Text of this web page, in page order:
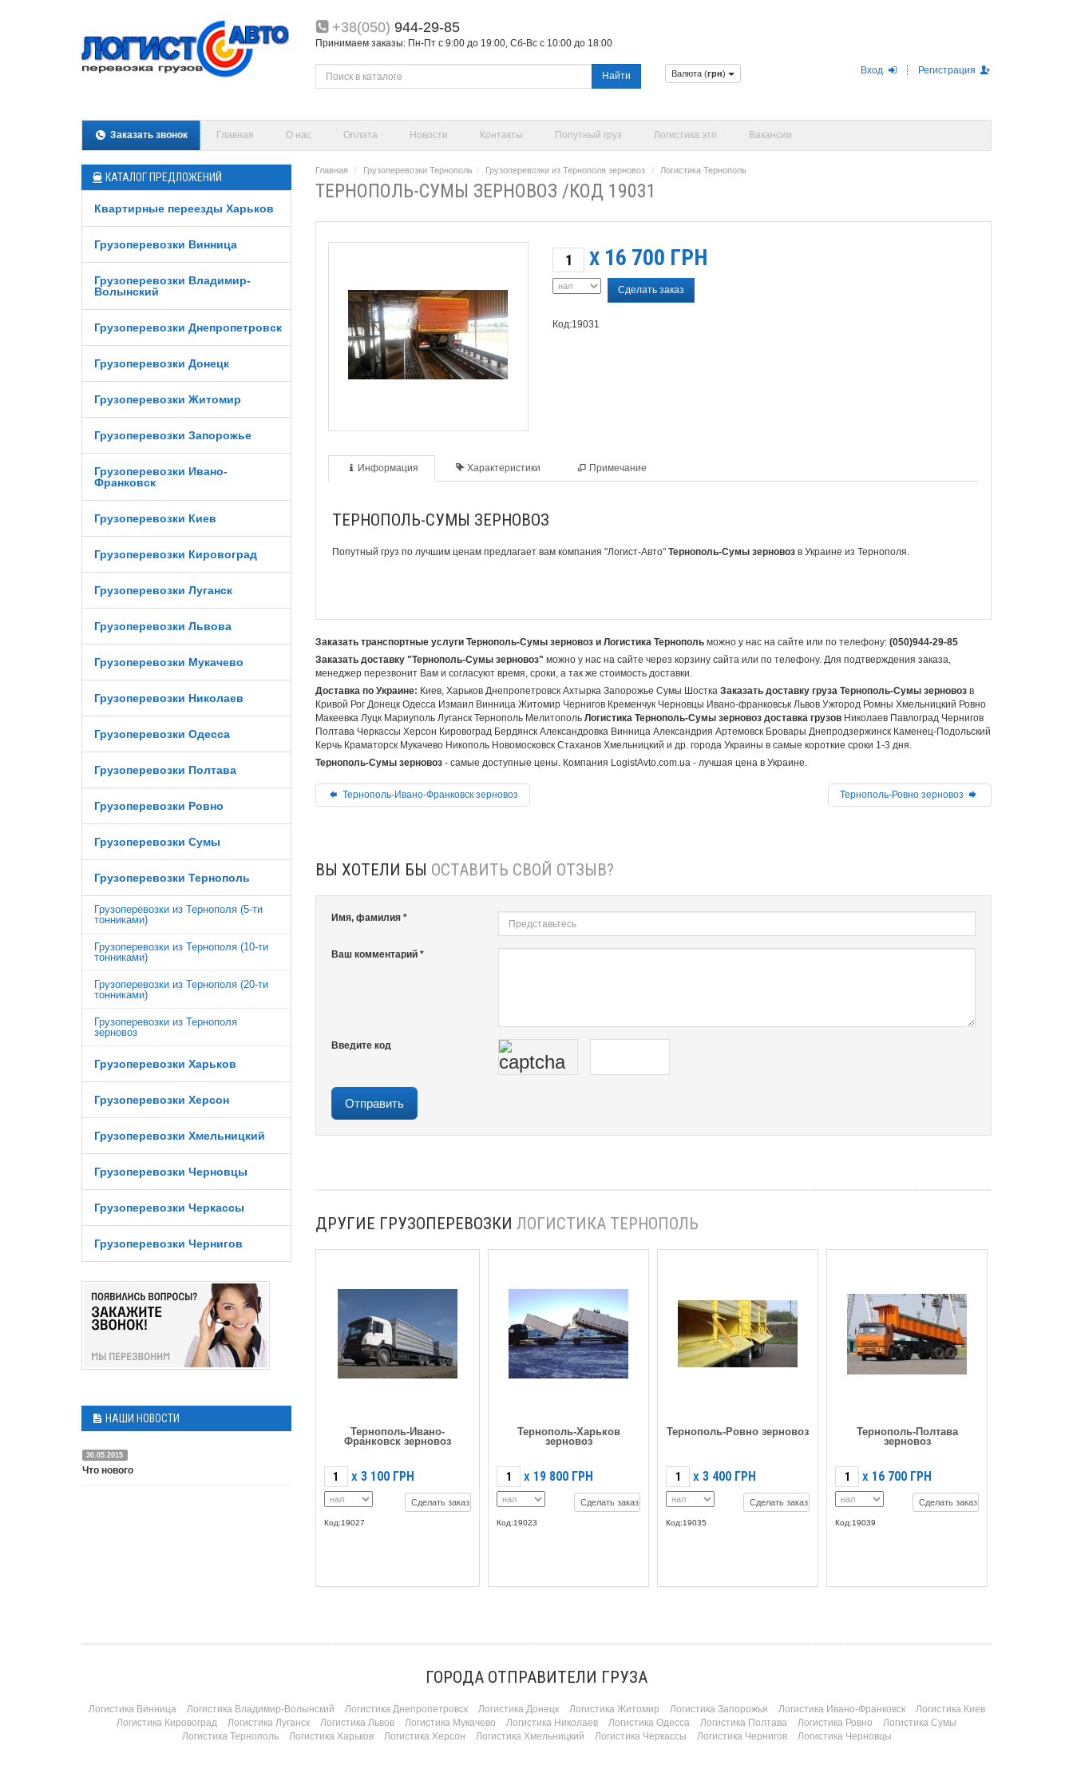
+38(050) 944-29-85
Принимаем заказы: Пн-Пт с 9:00 до 19:00, Сб-Вс с 10:00 до 18:00
Найти Вход Регистрация
Валюта (грн)
Заказать звонок Главная О нас Оплата Новости Контакты Попутный груз Логистика это Вакансии
КАТАЛОГ ПРЕДЛОЖЕНИЙ
Квартирные переезды Харьков
Грузоперевозки Винница
Грузоперевозки Владимир-
Волынский
Грузоперевозки Днепропетровск
Грузоперевозки Донецк
Грузоперевозки Житомир
Грузоперевозки Запорожье
Грузоперевозки Ивано-
Франковск
Грузоперевозки Киев
Грузоперевозки Кировоград
Грузоперевозки Луганск
Грузоперевозки Львова
Грузоперевозки Мукачево
Грузоперевозки Николаев
Грузоперевозки Одесса
Грузоперевозки Полтава
Грузоперевозки Ровно
Грузоперевозки Сумы
Грузоперевозки Тернополь
Грузоперевозки из Тернополя (5-ти
тонниками)
Грузоперевозки из Тернополя (10-ти
тонниками)
Грузоперевозки из Тернополя (20-ти
тонниками)
Грузоперевозки из Тернополя
зерновоз
Грузоперевозки Харьков
Грузоперевозки Херсон
Грузоперевозки Хмельницкий
Грузоперевозки Черновцы
Грузоперевозки Черкассы
Грузоперевозки Чернигов
НАШИ НОВОСТИ
30.05.2015
Что нового
Главная Грузоперевозки Тернополь Грузоперевозки из Тернополя зерновоз Логистика Тернополь
ТЕРНОПОЛЬ-СУМЫ ЗЕРНОВОЗ /КОД 19031
X 16 700 ГРН
Сделать заказ
Код:19031
Информация Характеристики Примечание
ТЕРНОПОЛЬ-СУМЫ ЗЕРНОВОЗ
Попутный груз по лучшим ценам предлагает вам компания "Логист-Авто"Тернополь-Сумы зерновозв Украине из Тернополя.
Заказать транспортные услуги Тернополь-Сумы зерновоз и Логистика Тернопольможно у нас на сайте или по телефону: (050)944-29-85
Заказать доставку "Тернополь-Сумы зерновоз" можно у нас на сайте через корзину сайта или по телефону. Для подтверждения заказа,
менеджер перезвонит Вам и согласуют время, сроки, а так же стоимость доставки.
Доставка по Украине: Киев, Харьков Днепропетровск Ахтырка Запорожье Сумы Шостка Заказать доставку груза Тернополь-Сумы зерновозв
Кривой Рог Донецк Одесса Измаил Винница Житомир Чернигов Кременчук Черновцы Ивано-франковськ Львов Ужгород Ромны Хмельницкий Ровно
Макеевка Луцк Мариуполь Луганск Тернополь Мелитополь Логистика Тернополь-Сумы зерновоз доставка грузовНиколаев Павлоград Чернигов
Полтава Черкассы Херсон Кировоград Бердянск Александровка Винница Александрия Артемовск Бровары Днепродзержинск Каменец-Подольский
Керчь Краматорск Мукачево Никополь Новомосковск Стаханов Хмельницкий и др. города Украины в самые короткие сроки 1-3 дня.
Тернополь-Сумы зерновоз- самые доступные цены. Компания LogistAvto.com.ua - лучшая цена в Украине.
Тернополь-Ивано-Франковск зерновоз Тернополь-Ровно зерновоз
ВЫ ХОТЕЛИ БЫ ОСТАВИТЬ СВОЙ ОТЗЫВ?
Имя, фамилия *
Ваш комментарий *
Введите код
ДРУГИЕ ГРУЗОПЕРЕВОЗКИ ЛОГИСТИКА ТЕРНОПОЛЬ
Тернополь-Ивано-
Франковск зерновоз
X 3 100 ГРН
Сделать заказ
Код:19027
Тернополь-Харьков
зерновоз
X 19 800 ГРН
Сделать заказ
Код:19023
Тернополь-Ровно зерновоз
X 3 400 ГРН
Сделать заказ
Код:19035
Тернополь-Полтава
зерновоз
X 16 700 ГРН
Сделать заказ
Код:19039
ГОРОДА ОТПРАВИТЕЛИ ГРУЗА
Логистика Винница Логистика Владимир-Волынский Логистика Днепропетровск Логистика Донецк Логистика Житомир Логистика Запорожья Логистика Ивано-Франковск
Логистика Киев
Логистика Кировоград
Логистика Луганск Логистика Львов Логистика Мукачево Логистика Николаев Логистика Одесса Логистика Полтава Логистика Ровно
Логистика Сумы
Логистика Тернополь
Логистика Харьков Логистика Херсон Логистика Хмельницкий Логистика Черкассы Логистика Чернигов Логистика Черновцы